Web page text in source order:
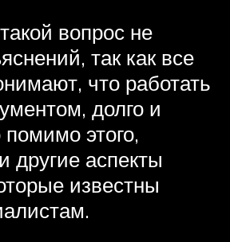
вопрос не
так как все
что работать
долго и
этого,
другие аспекты
известны